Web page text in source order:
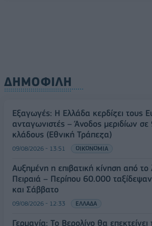
ΔΗΜΟΦΙΛΗ
Εξαγωγές: Η Ελλάδα κερδίζει τους
ανταγωνιστές – Άνοδος μεριδίων
κλάδους (Εθνική Τράπεζα)
09/08/2026 - 13:51 ΟΙΚΟΝΟΜΙΑ
Αυξημένη η επιβατική κίνηση από το
Πειραιά – Περίπου 60.000
και Σάββατο
09/08/2026 - 12:33 ΕΛΛΑΔΑ
Γερμανία: Το Βερολίνο θα